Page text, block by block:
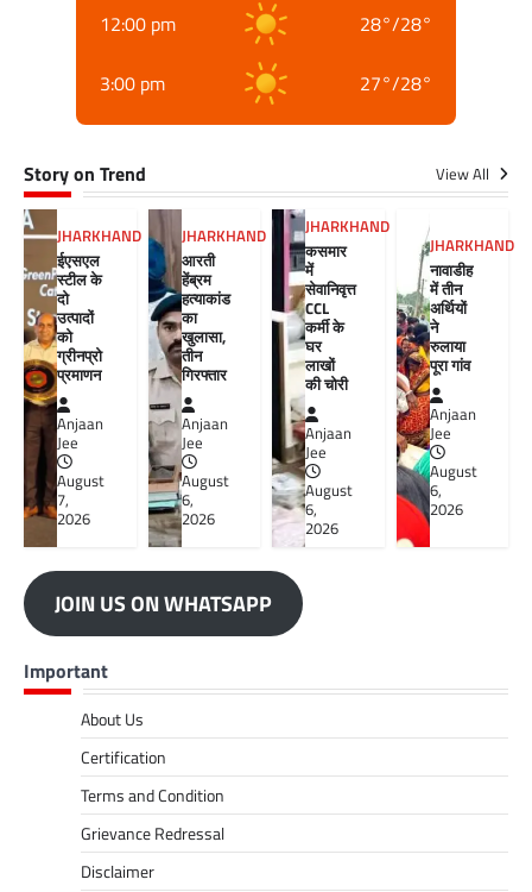
12:00 pm 28°/28°
3:00 pm 27°/28°
Story on Trend View All
JHARKHAND
ईएसएल
स्टील के
दो
उत्पादों
को
ग्रीनप्रो
प्रमाणन
Anjaan
Jee
August
7,
2026
JHARKHAND
आरती
हेंब्रम
हत्याकांड
का
खुलासा,
तीन
गिरफ्तार
Anjaan
Jee
August
6,
2026
JHARKHAND
कसमार
में
सेवानिवृत्त
CCL
कर्मी के
घर
लाखों
की चोरी
Anjaan
Jee
August
6,
2026
JHARKHAND
नावाडीह
में तीन
अर्थियों
ने
रुलाया
पूरा गांव
Anjaan
Jee
August
6,
2026
JOIN US ON WHATSAPP
Important
About Us
Certification
Terms and Condition
Grievance Redressal
Disclaimer